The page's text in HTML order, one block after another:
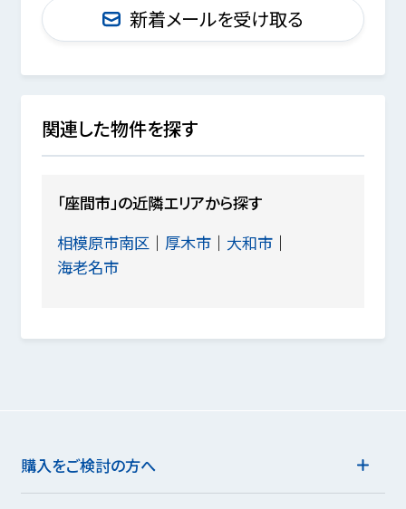
新着メールを受け取る
関連した物件を探す
「座間市」の近隣エリアから探す
相模原市南区
厚木市
大和市
海老名市
購入をご検討の方へ